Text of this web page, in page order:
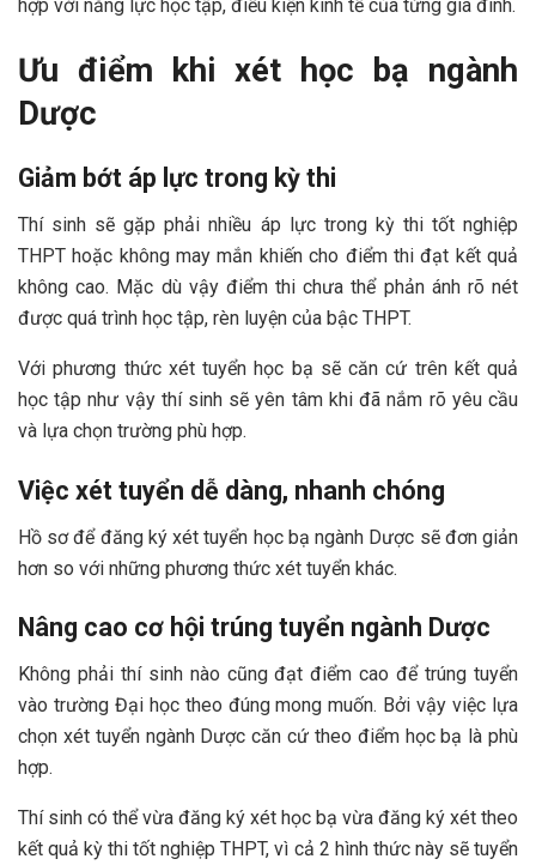
hợp với năng lực học tập, điều kiện kinh tế của từng gia đình.
Ưu điểm khi xét học bạ ngành
Dược
Giảm bớt áp lực trong kỳ thi
Thí sinh sẽ gặp phải nhiều áp lực trong kỳ thi tốt nghiệp
THPT hoặc không may mắn khiến cho điểm thi đạt kết quả
không cao. Mặc dù vậy điểm thi chưa thể phản ánh rõ nét
được quá trình học tập, rèn luyện của bậc THPT.
Với phương thức xét tuyển học bạ sẽ căn cứ trên kết quả
học tập như vậy thí sinh sẽ yên tâm khi đã nắm rõ yêu cầu
và lựa chọn trường phù hợp.
Việc xét tuyển dễ dàng, nhanh chóng
Hồ sơ để đăng ký xét tuyển học bạ ngành Dược sẽ đơn giản
hơn so với những phương thức xét tuyển khác.
Nâng cao cơ hội trúng tuyển ngành Dược
Không phải thí sinh nào cũng đạt điểm cao để trúng tuyển
vào trường Đại học theo đúng mong muốn. Bởi vậy việc lựa
chọn xét tuyển ngành Dược căn cứ theo điểm học bạ là phù
hợp.
Thí sinh có thể vừa đăng ký xét học bạ vừa đăng ký xét theo
kết quả kỳ thi tốt nghiệp THPT, vì cả 2 hình thức này sẽ tuyển